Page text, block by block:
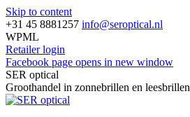
Skip to content
+31 45 8881257 info@seroptical.nl
WPML
Retailer login
Facebook page opens in new window
SER optical
Groothandel in zonnebrillen en leesbrillen